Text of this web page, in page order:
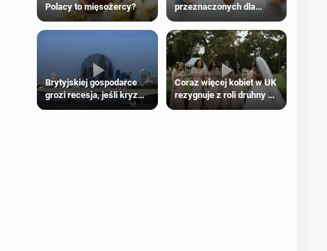
Polacy to mięsożercy?
przeznaczonych dla
wyłącznie na płci
biologicznej
Brytyjskiej gospodarce
grozi recesja, jeśli kryzys
na Bliskim Wschodzie się
Coraz więcej kobiet w UK
rezygnuje z roli druhny na
ślubie